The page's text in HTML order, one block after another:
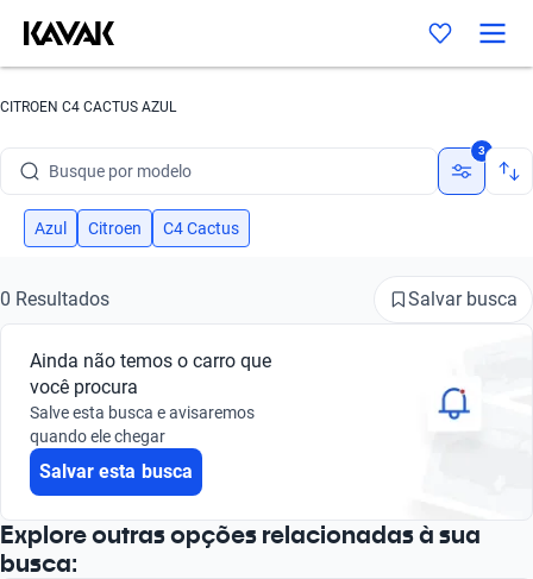
CITROEN C4 CACTUS AZUL
Busque por modelo
Busque por versão
Busque por marca
Busque por modelo
Busque por versão
3
Azul Citroen C4 Cactus
0 Resultados Salvar busca
Ainda não temos o carro que
você procura
Salve esta busca e avisaremos
quando ele chegar
Salvar esta busca
Explore outras opções relacionadas à sua
busca: